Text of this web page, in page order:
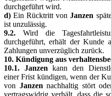
durchgeführt wird.
d)Ein Rücktritt vonJanzen
ist unzulässig.
9.2.Wird die
durchgeführt, erhält der Kunde
Zahlungen unverzüglich zurück.
10. Kündigung aus
10.1. Janzen kann den
einer Frist kündigen, wenn der
von Janzen nachhaltig stört
vertragswidrig verhält, dass die